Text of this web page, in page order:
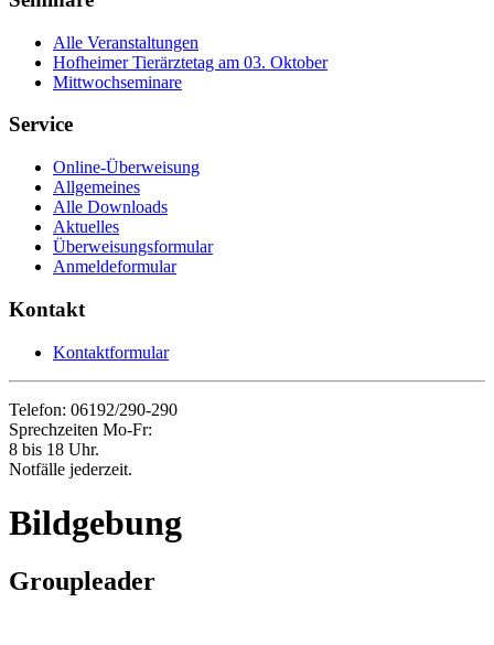
Alle Veranstaltungen
Hofheimer Tierärztetag am 03. Oktober
Mittwochseminare
Service
Online-Überweisung
Allgemeines
Alle Downloads
Aktuelles
Überweisungsformular
Anmeldeformular
Kontakt
Kontaktformular
Telefon: 06192/290-290
Sprechzeiten Mo-Fr:
8 bis 18 Uhr.
Notfälle jederzeit.
Bildgebung
Groupleader